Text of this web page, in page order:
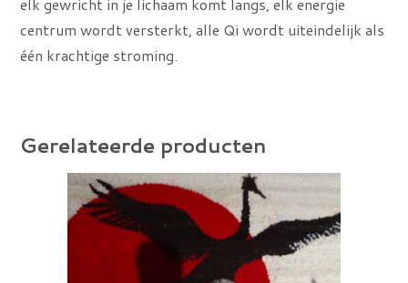
centrum wordt versterkt, alle Qi wordt uiteindelijk als
één krachtige stroming.
Gerelateerde producten